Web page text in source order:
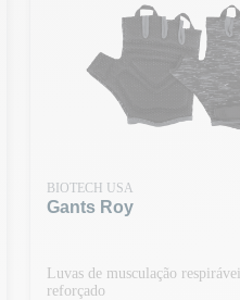
BIOTECH USA
Gants Roy
Luvas de musculação
reforçado